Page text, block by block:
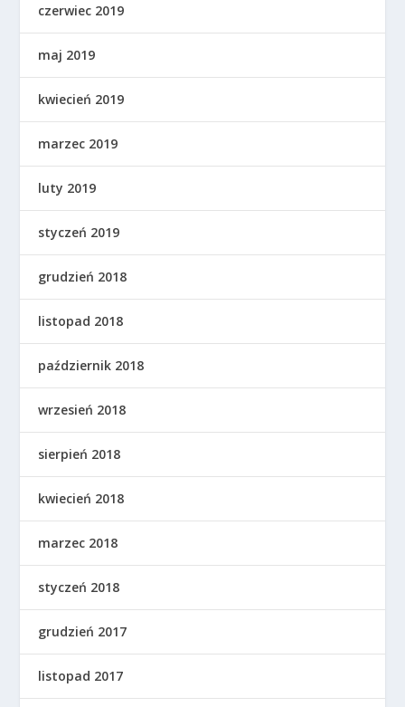
czerwiec 2019
maj 2019
kwiecień 2019
marzec 2019
luty 2019
styczeń 2019
grudzień 2018
listopad 2018
październik 2018
wrzesień 2018
sierpień 2018
kwiecień 2018
marzec 2018
styczeń 2018
grudzień 2017
listopad 2017